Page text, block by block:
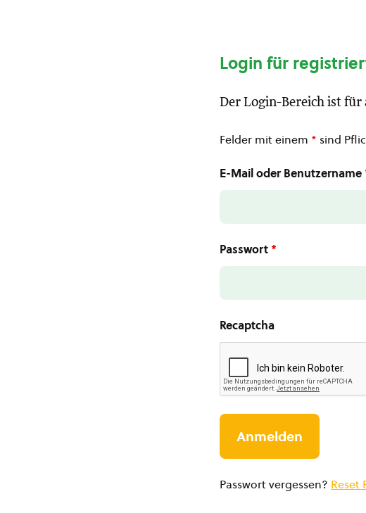
Login für
Der Login-Bereich ist für
Felder mit einem * sind
E-Mail oder Benutzername
Passwort *
Recaptcha
Passwort vergessen? Reset